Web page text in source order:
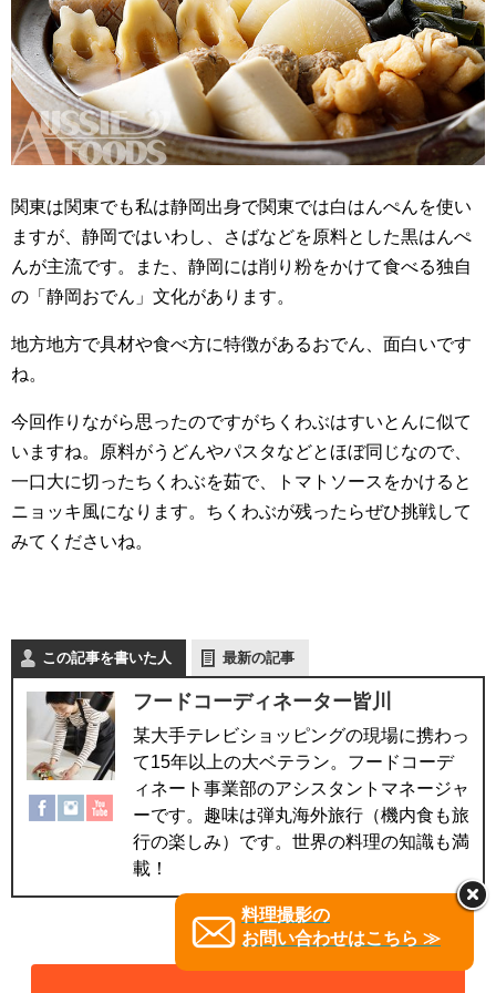
関東は関東でも私は静岡出身で関東では白はんぺんを使い
ますが、静岡ではいわし、さばなどを原料とした黒はんぺ
んが主流です。また、静岡には削り粉をかけて食べる独自
の「静岡おでん」文化があります。
地方地方で具材や食べ方に特徴があるおでん、面白いです
ね。
今回作りながら思ったのですがちくわぶはすいとんに似て
いますね。原料がうどんやパスタなどとほぼ同じなので、
一口大に切ったちくわぶを茹で、トマトソースをかけると
ニョッキ風になります。ちくわぶが残ったらぜひ挑戦して
みてくださいね。
この記事を書いた人 最新の記事
フードコーディネーター皆川
某大手テレビショッピングの現場に携わっ
て15年以上の大ベテラン。フードコーデ
ィネート事業部のアシスタントマネージャ
ーです。趣味は弾丸海外旅行（機内食も旅
行の楽しみ）です。世界の料理の知識も満
載！
料理撮影の
お問い合わせはこちら ≫